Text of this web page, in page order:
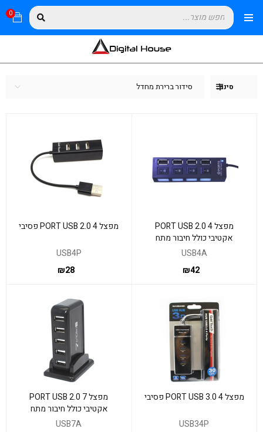
0
סינון סידור ברירת מחדל
מפצל 4 PORT USB 2.0
אקטיבי כולל חיבור מתח
USB4A
₪42
מפצל 4 PORT USB 2.0 פסיבי
USB4P
₪28
מפצל 4 PORT USB 3.0 פסיבי
USB34P
מפצל 7 PORT USB 2.0
אקטיבי כולל חיבור מתח
USB7A